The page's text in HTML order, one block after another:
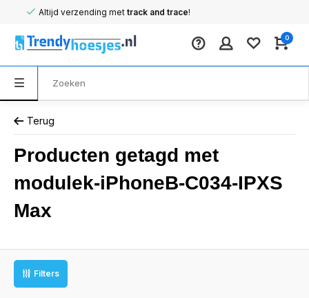
Altijd verzending mettrack and trace!
0
Terug
Producten getagd met
modulek-iPhoneB-C034-IPXS
Max
Filters